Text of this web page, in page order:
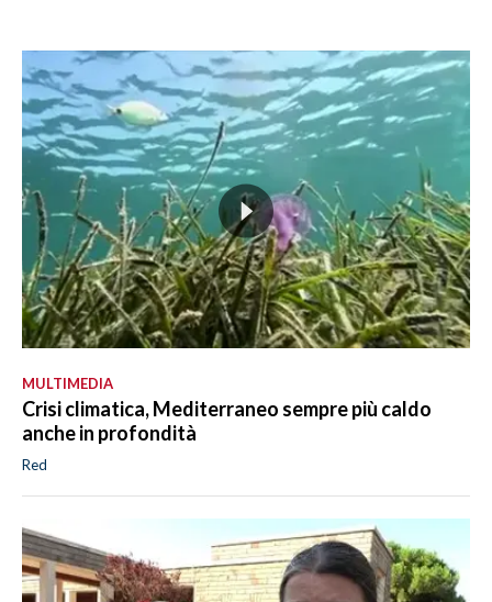
MULTIMEDIA
Crisi climatica, Mediterraneo sempre più caldo
anche in profondità
Red